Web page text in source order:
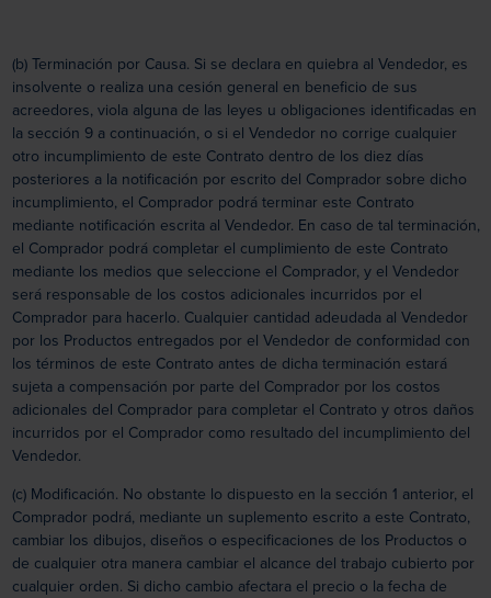
(b) Terminación por Causa. Si se declara en quiebra al Vendedor, es
insolvente o realiza una cesión general en beneficio de sus
acreedores, viola alguna de las leyes u obligaciones identificadas en
la sección 9 a continuación, o si el Vendedor no corrige cualquier
otro incumplimiento de este Contrato dentro de los diez días
posteriores a la notificación por escrito del Comprador sobre dicho
incumplimiento, el Comprador podrá terminar este Contrato
mediante notificación escrita al Vendedor. En caso de tal terminación,
el Comprador podrá completar el cumplimiento de este Contrato
mediante los medios que seleccione el Comprador, y el Vendedor
será responsable de los costos adicionales incurridos por el
Comprador para hacerlo. Cualquier cantidad adeudada al Vendedor
por los Productos entregados por el Vendedor de conformidad con
los términos de este Contrato antes de dicha terminación estará
sujeta a compensación por parte del Comprador por los costos
adicionales del Comprador para completar el Contrato y otros daños
incurridos por el Comprador como resultado del incumplimiento del
Vendedor.
(c) Modificación. No obstante lo dispuesto en la sección 1 anterior, el
Comprador podrá, mediante un suplemento escrito a este Contrato,
cambiar los dibujos, diseños o especificaciones de los Productos o
de cualquier otra manera cambiar el alcance del trabajo cubierto por
cualquier orden. Si dicho cambio afectara el precio o la fecha de